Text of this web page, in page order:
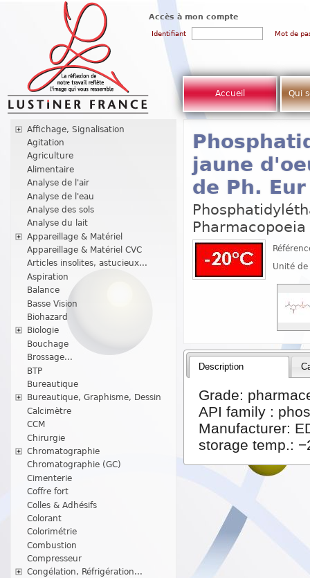
Accès à mon compte
Identifiant Mot de
Accueil Qui
Affichage, Signalisation
Agitation
Agriculture
Alimentaire
Analyse de l'air
Analyse de l'eau
Analyse des sols
Analyse du lait
Appareillage & Matériel
Appareillage & Matériel CVC
Articles insolites, astucieux...
Aspiration
Balance
Basse Vision
Biohazard
Biologie
Bouchage
Brossage...
BTP
Bureautique
Bureautique, Graphisme, Dessin
Calcimètre
CCM
Chirurgie
Chromatographie
Chromatographie (GC)
Cimenterie
Coffre fort
Colles & Adhésifs
Colorant
Colorimétrie
Combustion
Compresseur
Congélation, Réfrigération...
jaune
de Ph. Eur
Unité
Description
Grade:
API family :
Manufacturer:
storage temp.: